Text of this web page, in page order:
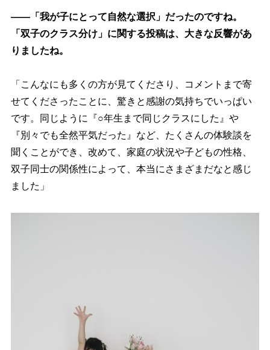
――「我が子にとって自然な選択」だったのですね。
「双子のクラス分け」に関する投稿は、大きな反響があ
りましたね。
「こんなにも多くの方が見てくださり、コメントまで寄
せてくださったことに、驚きと感謝の気持ちでいっぱい
です。同じように『○年生まで同じクラスにした』
『別々でも全然平気だった』など、たくさんの体験談を
聞くことができ、改めて、家庭の状況や子どもの性格、
双子同士の関係性によって、本当にさまざまだなと感じ
ました」